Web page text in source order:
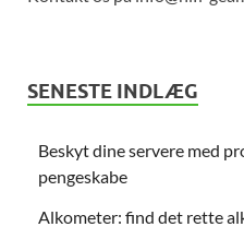
SENESTE INDLÆG
Beskyt dine servere med
pengeskabe
Alkometer: find det rette